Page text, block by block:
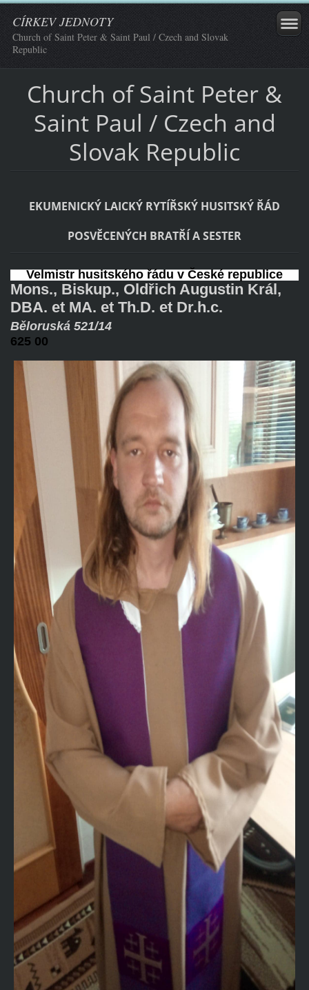
CÍRKEV JEDNOTY
Church of Saint Peter & Saint Paul / Czech and Slovak
Republic
Church of Saint Peter &
Saint Paul / Czech and
Slovak Republic
EKUMENICKÝ LAICKÝ RYTÍŘSKÝ HUSITSKÝ ŘÁD
POSVĚCENÝCH BRATŘÍ A SESTER
Velmistr husitského řádu v České republice
Mons., Biskup., Oldřich Augustin Král,
DBA. et MA. et Th.D. et Dr.h.c.
Běloruská 521/14
625 00